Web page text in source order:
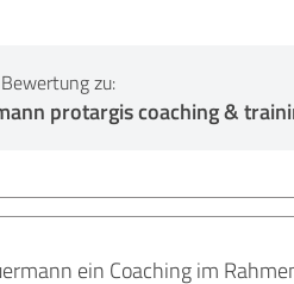
zu:
protargis coaching &
ein Coaching im